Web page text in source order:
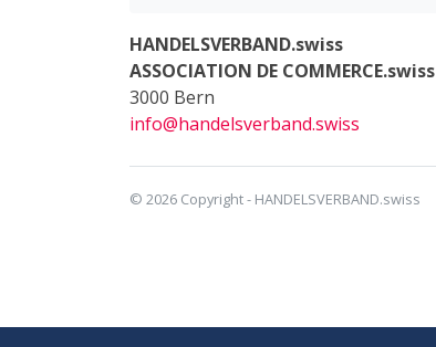
HANDELSVERBAND.swiss
ASSOCIATION DE COMMERCE.swiss
3000 Bern
info@handelsverband.swiss
© 2026 Copyright - HANDELSVERBAND.swiss